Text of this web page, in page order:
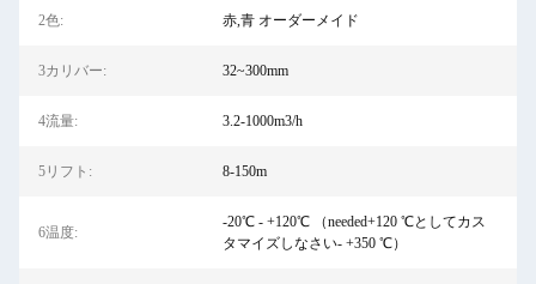
2色: 赤,青 オーダーメイド
3カリバー: 32~300mm
4流量: 3.2-1000m3/h
5リフト: 8-150m
6温度:
-20℃ - +120℃ （needed+120 ℃としてカス
タマイズしなさい- +350 ℃）